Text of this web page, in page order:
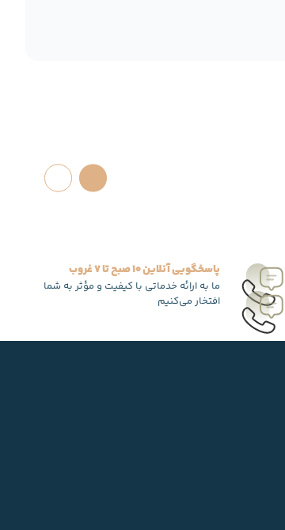
پاسخگویی آنلاین 10 صبح تا 7 غروب
ما به ارائه خدماتی با کیفیت و مؤثر به شما
افتخار می‌کنیم